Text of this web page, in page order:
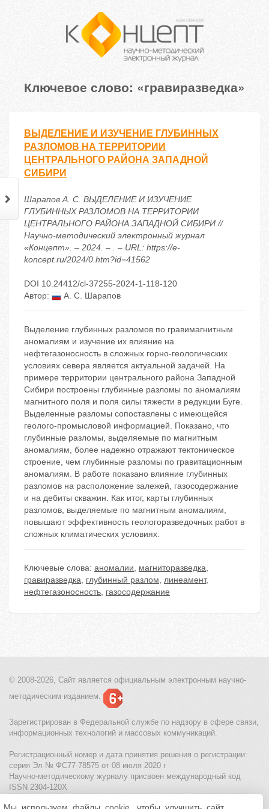
Ключевое слово: «гравиразведка»
ВЫДЕЛЕНИЕ И ИЗУЧЕНИЕ ГЛУБИННЫХ
РАЗЛОМОВ НА ТЕРРИТОРИИ
ЦЕНТРАЛЬНОГО РАЙОНА ЗАПАДНОЙ
СИБИРИ
Шарапов А. С. ВЫДЕЛЕНИЕ И ИЗУЧЕНИЕ
ГЛУБИННЫХ РАЗЛОМОВ НА ТЕРРИТОРИИ
ЦЕНТРАЛЬНОГО РАЙОНА ЗАПАДНОЙ СИБИРИ //
Научно-методический электронный журнал
«Концепт». – 2024. – . – URL: https://e-
koncept.ru/2024/0.htm?id=41562
DOI 10.24412/cl-37255-2024-1-118-120
Автор:
А. С. Шарапов
Выделение глубинных разломов по гравимагнитным
аномалиям и изучение их влияние на
нефтегазоносность в сложных горно-геологических
условиях севера является актуальной задачей. На
примере территории центрального района Западной
Сибири построены глубинные разломы по аномалиям
магнитного поля и поля силы тяжести в редукции Буге.
Выделенные разломы сопоставлены с имеющейся
геолого-промысловой информацией. Показано, что
глубинные разломы, выделяемые по магнитным
аномалиям, более надежно отражают тектоническое
строение, чем глубинные разломы по гравитационным
аномалиям. В работе показано влияние глубинных
разломов на расположение залежей, газосодержание
и на дебиты скважин. Как итог, карты глубинных
разломов, выделяемые по магнитным аномалиям,
повышают эффективность геологоразведочных работ в
сложных климатических условиях.
Ключевые слова: аномалии, магниторазведка,
гравиразведка, глубинный разлом, линеамент,
нефтегазоносность, газосодержание
© 2008-2026, Сайт является официальным электронным научно-
методическим изданием.
Зарегистрирован в Федеральной службе по надзору в сфере связи,
информационных технологий и массовых коммуникаций.
Регистрационный номер и дата принятия решения о регистрации:
серия Эл № ФС77-78575 от 08 июля 2020 г
Научно-методическому журналу присвоен международный код
ISSN 2304-120X